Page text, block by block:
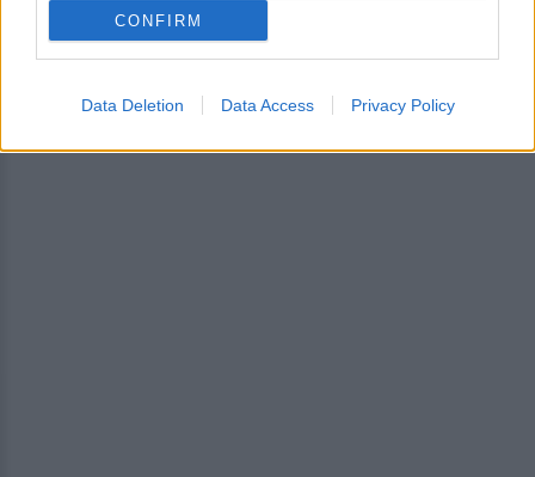
CONFIRM
Data Deletion Data Access Privacy Policy